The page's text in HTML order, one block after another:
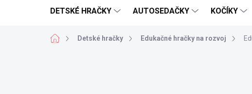
DETSKÉ HRAČKY AUTOSEDAČKY KOČÍKY
DomovDetské hračky Edukačné hračky na rozvoj